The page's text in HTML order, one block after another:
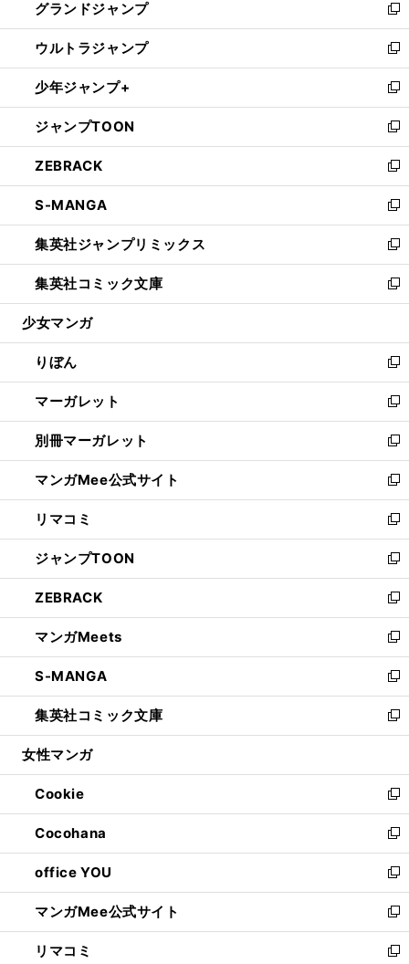
で
開
く
ド
ウ
で
開
く
ィ
ン
ド
ウ
で
開
く
い
ウ
ィ
ン
ド
ウ
で
開
く
グランドジャンプ
新
し
い
ウ
ィ
ン
ド
ウ
で
開
く
ウルトラジャンプ
新
し
い
ウ
ィ
ン
ド
ウ
で
開
く
少年ジャンプ+
新
し
い
ウ
ィ
ン
ド
ウ
で
開
く
ジャンプTOON
新
し
い
ウ
ィ
ン
ド
ウ
で
開
ZEBRACK
新
し
い
ウ
ィ
ン
ド
ウ
開
く
S-MANGA
新
し
い
ウ
ィ
ン
ウ
で
開
く
集英社ジャンプリミックス
新
し
い
ウ
ン
ド
ウ
で
開
く
集英社コミック文庫
新
し
ウ
ィ
ン
ド
ウ
で
開
く
少女マンガ
りぼん
新
し
い
ウ
ィ
ン
ド
ウ
で
開
く
マーガレット
新
し
い
ウ
ィ
ン
ド
ウ
で
開
く
別冊マーガレット
新
し
い
ウ
ィ
ン
ド
ウ
で
開
く
マンガMee公式サイト
新
し
い
ウ
ィ
ン
ド
ウ
で
開
く
リマコミ
新
し
い
ウ
ィ
ン
ド
ウ
で
開
く
ジャンプTOON
新
し
い
ウ
ィ
ン
ド
ウ
で
開
ZEBRACK
新
し
い
ウ
ィ
ン
ド
ウ
開
く
マンガMeets
新
し
い
ウ
ィ
ン
ウ
で
開
く
S-MANGA
新
し
い
ウ
ン
ド
ウ
で
開
く
集英社コミック文庫
新
し
ウ
ィ
ン
ド
ウ
で
開
く
女性マンガ
Cookie
新
し
い
ウ
ィ
ン
ド
ウ
で
Cocohana
新
し
い
ウ
ィ
ン
ド
office YOU
新
し
い
ウ
ィ
マンガMee公式サイト
新
し
い
リマコミ 新